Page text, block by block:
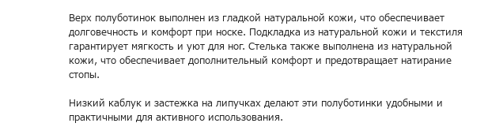
Верх полуботинок выполнен из гладкой натуральной кожи, что обеспечивает
долговечность и комфорт при носке. Подкладка из натуральной кожи и текстиля
гарантирует мягкость и уют для ног. Стелька также выполнена из натуральной
кожи, что обеспечивает дополнительный комфорт и предотвращает натирание
стопы.
Низкий каблук и застежка на липучках делают эти полуботинки удобными и
практичными для активного использования.